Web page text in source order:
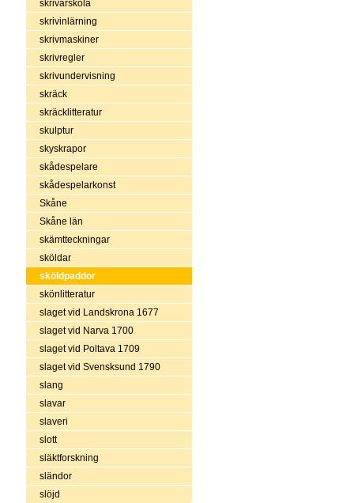
skrivarskola
skrivinlärning
skrivmaskiner
skrivregler
skrivundervisning
skräck
skräcklitteratur
skulptur
skyskrapor
skådespelare
skådespelarkonst
Skåne
Skåne län
skämtteckningar
sköldar
sköldpaddor
skönlitteratur
slaget vid Landskrona 1677
slaget vid Narva 1700
slaget vid Poltava 1709
slaget vid Svensksund 1790
slang
slavar
slaveri
slott
släktforskning
sländor
slöjd